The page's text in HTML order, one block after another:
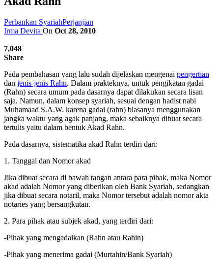
Perbankan SyariahPerjanjian
Irma Devita On Oct 28, 2010
7,048
Share
Pada pembahasan yang lalu sudah dijelaskan mengenai pengertian
dan jenis-jenis Rahn. Dalam prakteknya, untuk pengikatan gadai
(Rahn) secara umum pada dasarnya dapat dilakukan secara lisan
saja. Namun, dalam konsep syariah, sesuai dengan hadist nabi
Muhamaad S.A.W. karena gadai (rahn) biasanya menggunakan
jangka waktu yang agak panjang, maka sebaiknya dibuat secara
tertulis yaitu dalam bentuk Akad Rahn.
Pada dasarnya, sistematika akad Rahn terdiri dari:
1. Tanggal dan Nomor akad
Jika dibuat secara di bawah tangan antara para pihak, maka Nomor
akad adalah Nomor yang diberikan oleh Bank Syariah, sedangkan
jika dibuat secara notaril, maka Nomor tersebut adalah nomor akta
notaries yang bersangkutan.
2. Para pihak atau subjek akad, yang terdiri dari:
-Pihak yang mengadaikan (Rahn atau Rahin)
-Pihak yang menerima gadai (Murtahin/Bank Syariah)